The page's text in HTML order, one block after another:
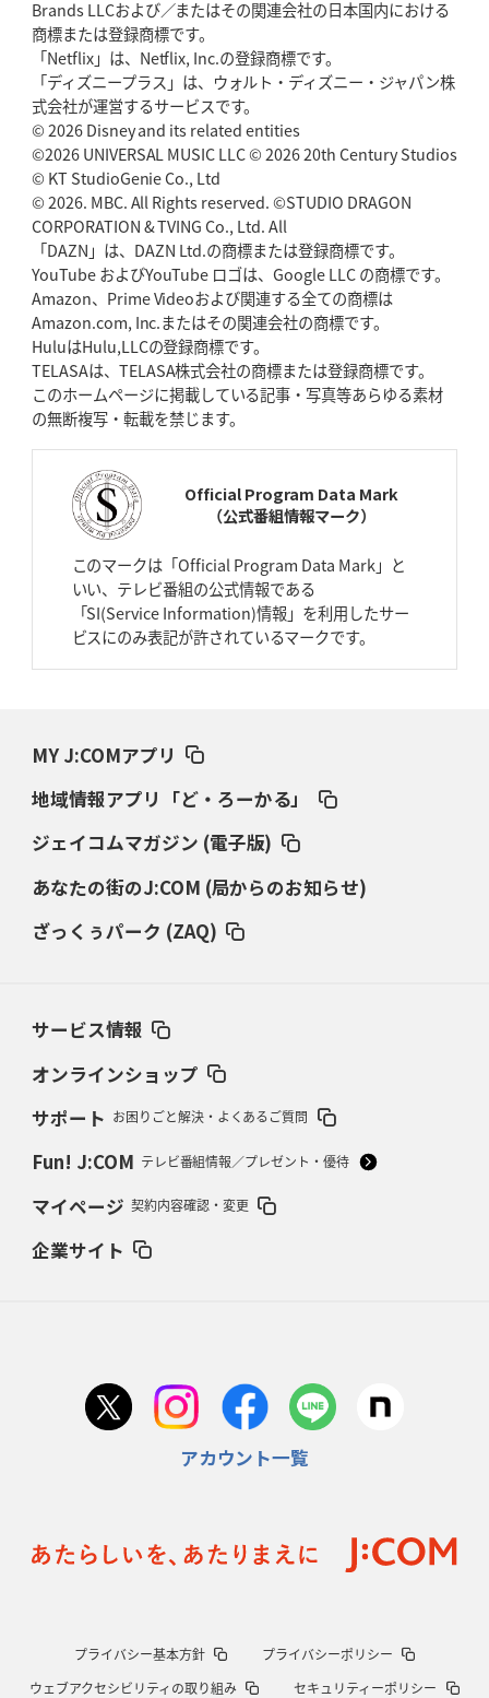
2026年5月14日(木)更新
神戸、1位通過の立役者レタリック
「悲運の闘将」宮地克実氏死去 熱血指導で埼玉WKの基礎築く
2026年4月30日(木)更新
BR東京、「ユニバーサルデー」の意義「特別からノーマルへ」が最終
ゴール
2026年4月23日(木)更新
元代表ラピース、今季限りで引退「クボタは10年いた自分のホーム」
2026年4月16日(木)更新
BL東京「強化拠点」を「共有財産」に新クラブハウスは「皆に開かれ
た空間」
2026年4月9日(木)更新
スティーラーズ、名門復活の足音
2026年4月2日(木)更新
2026年3月26日(木)更新
AZ-COM丸和、リーグワンへ参入決定 「フィールド丸ごと計測機器」の
ダイナボアーズ、“逆輸入SO”三宅駿
「ニュージーランドのフレア（閃
2026年3月5日(木)更新
2026年2月19日(木)更新
37年女子W杯招致への課題と期待
2026年2月12日(木)更新
2026年2月5日(木)更新
占い方
首位スピアーズ、充実の攻撃力 「湧き出る」パスでトライ量産
2026年1月8日(木)更新
ルディケ「15番はゲームドライバ
2025年12月25日(木)更新
Brands LLCおよび／またはその関連会社の日本国内における
商標または登録商標です。
「Netflix」は、Netflix, Inc.の登録商標です。
「ディズニープラス」は、ウォルト・ディズニー・ジャパン株
式会社が運営するサービスです。
© 2026 Disney and its related entities
©2026 UNIVERSAL MUSIC LLC © 2026 20th Century Studios
© KT StudioGenie Co., Ltd
© 2026. MBC. All Rights reserved. ©STUDIO DRAGON
CORPORATION & TVING Co., Ltd. All
「DAZN」は、DAZN Ltd.の商標または登録商標です。
YouTube およびYouTube ロゴは、Google LLC の商標です。
Amazon、Prime Videoおよび関連する全ての商標は
Amazon.com, Inc.またはその関連会社の商標です。
HuluはHulu,LLCの登録商標です。
TELASAは、TELASA株式会社の商標または登録商標です。
このホームページに掲載している記事・写真等あらゆる素材
の無断複写・転載を禁じます。
Official Program Data Mark
（公式番組情報マーク）
このマークは「Official Program Data Mark」と
いい、テレビ番組の公式情報である
「SI(Service Information)情報」を利用したサー
ビスにのみ表記が許されているマークです。
MY J:COMアプリ
地域情報アプリ「ど・ろーかる」
ジェイコムマガジン (電子版)
あなたの街のJ:COM (局からのお知らせ)
ざっくぅパーク (ZAQ)
サービス情報
オンラインショップ
サポート お困りごと解決・よくあるご質問
Fun! J:COM テレビ番組情報／プレゼント・優待
マイページ 契約内容確認・変更
企業サイト
アカウント一覧
プライバシー基本方針
プライバシーポリシー
ウェブアクセシビリティの取り組み
セキュリティーポリシー